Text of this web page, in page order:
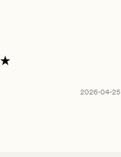
2026-04-25